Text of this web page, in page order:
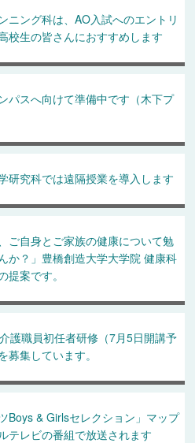
ニング科は、AO入試へのエントリ
校生の皆さんにおすすめします
パスへ向けて準備中です（木下プ
研究科では遠隔授業を導入します
ご自身とご家族の健康について勉
か？」豊橋創造大学大学院 健康科
提案です。
護職員初任者研修（7月5日開講予
募集しています。
Boys & Girlsセレクション」マップ
テレビの番組で放送されます